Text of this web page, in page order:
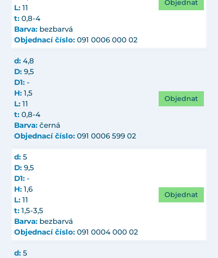
L: 11
t: 0,8-4
Barva: bezbarvá
Objednací číslo: 091 0006 000 02
Objednat
d: 4,8
D: 9,5
D1: -
H: 1,5
L: 11
t: 0,8-4
Barva: černá
Objednací číslo: 091 0006 599 02
Objednat
d: 5
D: 9,5
D1: -
H: 1,6
L: 11
t: 1,5-3,5
Barva: bezbarvá
Objednací číslo: 091 0004 000 02
Objednat
d: 5